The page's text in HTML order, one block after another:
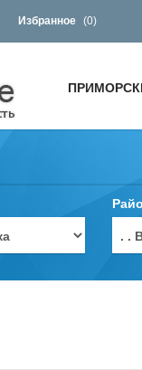
Избранное (0)
. .